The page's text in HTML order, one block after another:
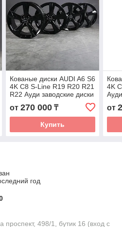
Кованые диски AUDI A6 S6
4K C8 S-Line R19 R20 R21
R22 Ауди заводские диски
от 270 000₸
Купить
4K
от
год
498/1, бутик 16 (вход с